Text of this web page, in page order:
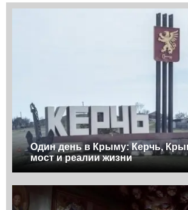
Один день в Крыму: Керчь,
мост и реалии жизни